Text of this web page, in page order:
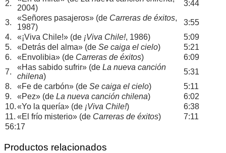
2.
2004)
3:44
3.
«Señores pasajeros» (de Carreras de éxitos,
1987)
3:55
4.
«¡Viva Chile!» (de ¡Viva Chile!, 1986)
5:09
5.
«Detrás del alma» (de Se caiga el cielo)
5:21
6.
«Envolibia» (de Carreras de éxitos)
6:09
7.
«Has sabido sufrir» (de La nueva canción
chilena)
5:31
8.
«Fe de carbón» (de Se caiga el cielo)
5:11
9.
«Pez» (de La nueva canción chilena)
6:02
10.«Yo la quería» (de ¡Viva Chile!)
6:38
11. «El frío misterio» (de Carreras de éxitos)
7:11
56:17
Productos relacionados